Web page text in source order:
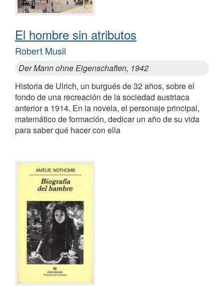
El hombre sin atributos
Robert Musil
Der Mann ohne Eigenschaften, 1942
Historia de Ulrich, un burgués de 32 años, sobre el
fondo de una recreación de la sociedad austriaca
anterior a 1914. En la novela, el personaje principal,
matemático de formación, dedicar un año de su vida
para saber qué hacer con ella